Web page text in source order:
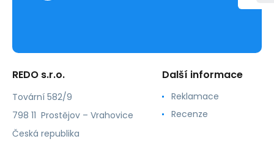
REDO s.r.o.
Tovární 582/9
798 11 Prostějov – Vrahovice
Česká republika
Další informace
Reklamace
Recenze